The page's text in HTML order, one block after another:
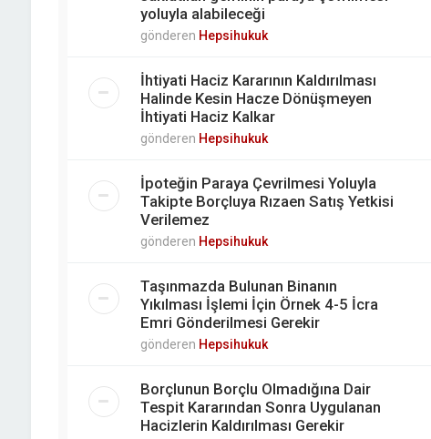
yoluyla alabileceği
gönderen Hepsihukuk
İhtiyati Haciz Kararının Kaldırılması
Halinde Kesin Hacze Dönüşmeyen
İhtiyati Haciz Kalkar
gönderen Hepsihukuk
İpoteğin Paraya Çevrilmesi Yoluyla
Takipte Borçluya Rızaen Satış Yetkisi
Verilemez
gönderen Hepsihukuk
Taşınmazda Bulunan Binanın
Yıkılması İşlemi İçin Örnek 4-5 İcra
Emri Gönderilmesi Gerekir
gönderen Hepsihukuk
Borçlunun Borçlu Olmadığına Dair
Tespit Kararından Sonra Uygulanan
Hacizlerin Kaldırılması Gerekir